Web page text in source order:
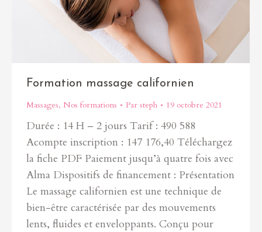
Formation massage californien
Massages, Nos formations Par steph 19 octobre 2021
Durée : 14 H – 2 jours Tarif : 490 588
Acompte inscription : 147 176,40 Téléchargez
la fiche PDF Paiement jusqu’à quatre fois avec
Alma Dispositifs de financement : Présentation
Le massage californien est une technique de
bien-être caractérisée par des mouvements
lents, fluides et enveloppants. Conçu pour